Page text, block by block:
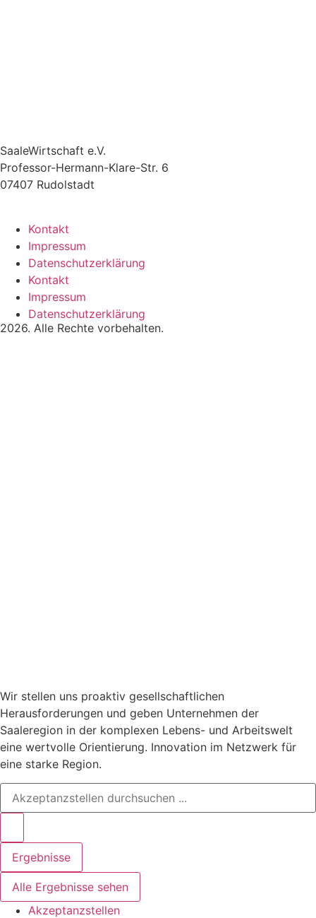
SaaleWirtschaft e.V.
Professor-Hermann-Klare-Str. 6
07407 Rudolstadt
Kontakt
Impressum
Datenschutzerklärung
Kontakt
Impressum
Datenschutzerklärung
2026. Alle Rechte vorbehalten.
Wir stellen uns proaktiv gesellschaftlichen
Herausforderungen und geben Unternehmen der
Saaleregion in der komplexen Lebens- und Arbeitswelt
eine wertvolle Orientierung. Innovation im Netzwerk für
eine starke Region.
Ergebnisse
Alle Ergebnisse sehen
Akzeptanzstellen